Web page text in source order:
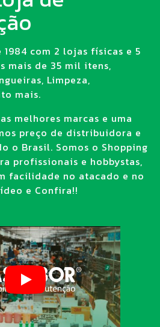
1984 com 2 lojas físicas e 5
mais de 35 mil itens,
Limpeza,
mais.
melhores marcas e uma
preço de distribuidora e
o Brasil. Somos o Shopping
profissionais e hobbystas,
facilidade no atacado e no
e Confira!!